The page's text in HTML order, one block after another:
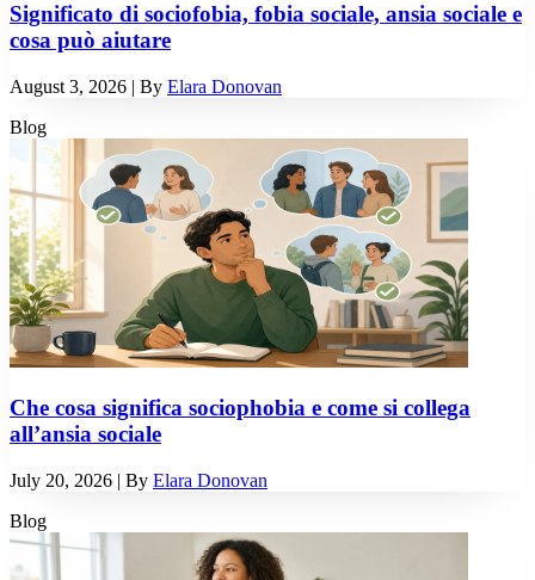
Significato di sociofobia, fobia sociale, ansia sociale e
cosa può aiutare
August 3, 2026 | By Elara Donovan
Blog
Che cosa significa sociophobia e come si collega
all’ansia sociale
July 20, 2026 | By Elara Donovan
Blog